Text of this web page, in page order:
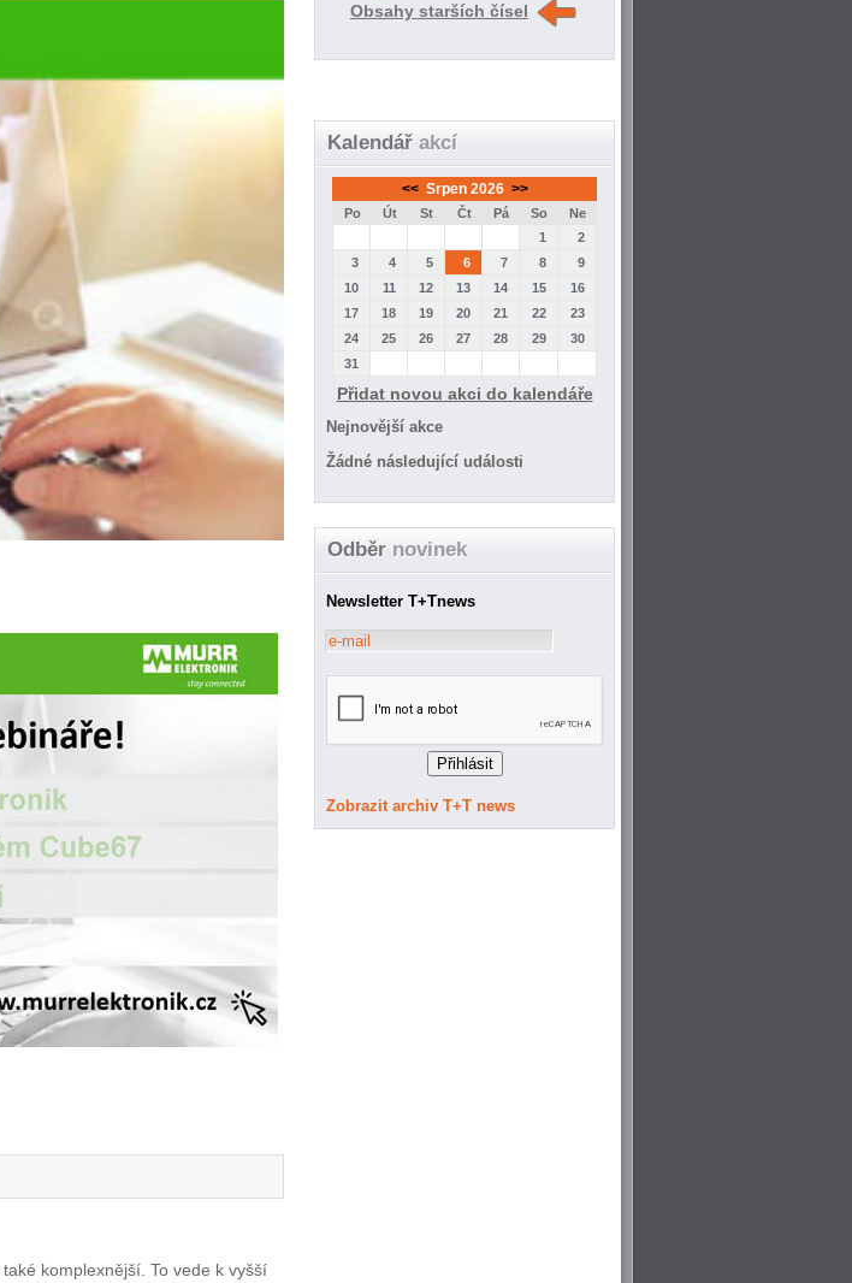
komplexnější. To vede k vyšší
Obsahy starších čísel
Kalendář akcí
<< Srpen 2026 >>
Po Út St Čt Pá So
Ne
1
2
3
4 5 6 7 8
9
10
11 12 13 14 15
16
17
18 19 20 21 22
23
24
25 26 27 28 29
30
31
Přidat novou akci do kalendáře
Nejnovější akce
Žádné následující události
Odběr novinek
Newsletter T+Tnews
Zobrazit archiv T+T news